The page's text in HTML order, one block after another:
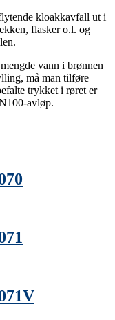
kloakkavfall ut i
flasker o.l. og
vann i brønnen
må man tilføre
trykket i røret er
avløp.